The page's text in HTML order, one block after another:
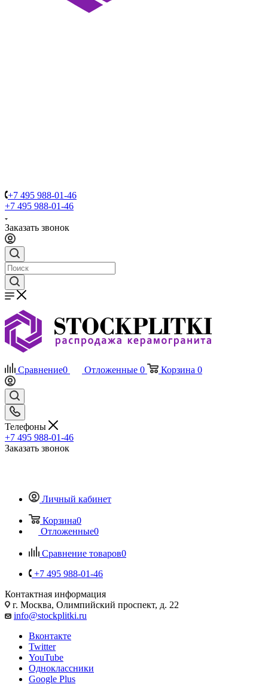
+7 495 988-01-46
+7 495 988-01-46
Заказать звонок
Сравнение0 Отложенные 0 Корзина 0
Телефоны
+7 495 988-01-46
Заказать звонок
Личный кабинет
Корзина0
Отложенные0
Сравнение товаров0
+7 495 988-01-46
Контактная информация
г. Москва, Олимпийский проспект, д. 22
info@stockplitki.ru
Вконтакте
Twitter
YouTube
Одноклассники
Google Plus